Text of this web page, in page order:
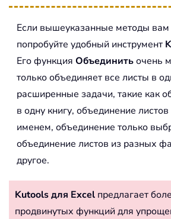
Если вышеуказанные методы вам
попробуйте удобный инструмент
Его функция Объединитьочень
только объединяет все листы в
расширенные задачи, такие как
в одну книгу, объединение
именем, объединение только
объединение листов из разных
другое.
Kutools для Excel предлагает
продвинутых функций для